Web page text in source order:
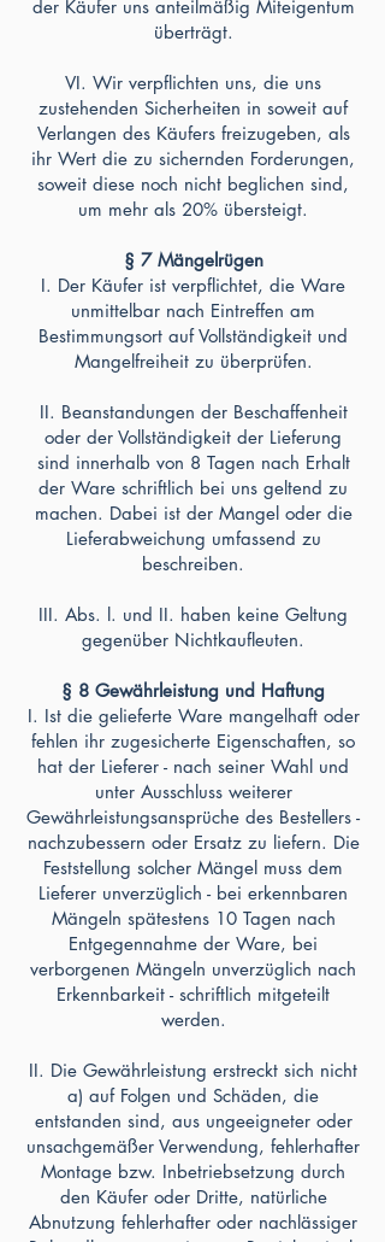
der Käufer uns anteilmäßig Miteigentum
überträgt.
VI. Wir verpflichten uns, die uns
zustehenden Sicherheiten in soweit auf
Verlangen des Käufers freizugeben, als
ihr Wert die zu sichernden Forderungen,
soweit diese noch nicht beglichen sind,
um mehr als 20% übersteigt.
§ 7 Mängelrügen
I. Der Käufer ist verpflichtet, die Ware
unmittelbar nach Eintreffen am
Bestimmungsort auf Vollständigkeit und
Mangelfreiheit zu überprüfen.
II. Beanstandungen der Beschaffenheit
oder der Vollständigkeit der Lieferung
sind innerhalb von 8 Tagen nach Erhalt
der Ware schriftlich bei uns geltend zu
machen. Dabei ist der Mangel oder die
Lieferabweichung umfassend zu
beschreiben.
III. Abs. l. und II. haben keine Geltung
gegenüber Nichtkaufleuten.
§ 8 Gewährleistung und Haftung
I. Ist die gelieferte Ware mangelhaft oder
fehlen ihr zugesicherte Eigenschaften, so
hat der Lieferer - nach seiner Wahl und
unter Ausschluss weiterer
Gewährleistungsansprüche des Bestellers -
nachzubessern oder Ersatz zu liefern. Die
Feststellung solcher Mängel muss dem
Lieferer unverzüglich - bei erkennbaren
Mängeln spätestens 10 Tagen nach
Entgegennahme der Ware, bei
verborgenen Mängeln unverzüglich nach
Erkennbarkeit - schriftlich mitgeteilt
werden.
II. Die Gewährleistung erstreckt sich nicht
a) auf Folgen und Schäden, die
entstanden sind, aus ungeeigneter oder
unsachgemäßer Verwendung, fehlerhafter
Montage bzw. Inbetriebsetzung durch
den Käufer oder Dritte, natürliche
Abnutzung fehlerhafter oder nachlässiger